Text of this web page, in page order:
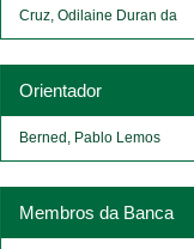
Cruz, Odilaine Duran da
Orientador
Berned, Pablo Lemos
Membros da Banca